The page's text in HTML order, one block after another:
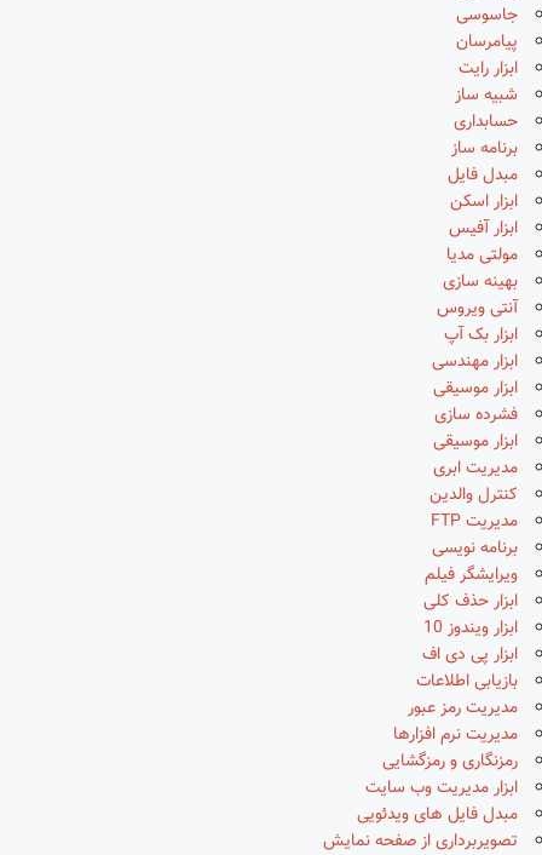
جاسوسی
پیامرسان
ابزار رایت
شبیه ساز
حسابداری
برنامه ساز
مبدل فایل
ابزار اسکن
ابزار آفیس
مولتی مدیا
بهینه سازی
آنتی ویروس
ابزار بک آپ
ابزار مهندسی
ابزار موسیقی
فشرده سازی
ابزار موسیقی
مدیریت ابری
کنترل والدین
مدیریت FTP
برنامه نویسی
ویرایشگر فیلم
ابزار حذف کلی
ابزار ویندوز 10
ابزار پی دی اف
بازیابی اطلاعات
مدیریت رمز عبور
مدیریت نرم افزارها
رمزنگاری و رمزگشایی
ابزار مدیریت وب سایت
مبدل فایل های ویدئویی
تصویربرداری از صفحه نمایش